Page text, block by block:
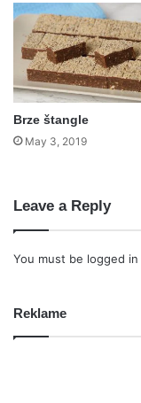
Brze štangle
May 3, 2019
Leave a Reply
You must be logged in
Reklame